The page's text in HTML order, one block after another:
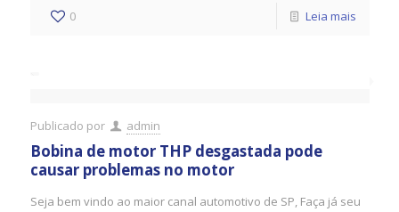
0 Leia mais
Publicado por admin
Bobina de motor THP desgastada pode
causar problemas no motor
Seja bem vindo ao maior canal automotivo de SP, Faça já seu